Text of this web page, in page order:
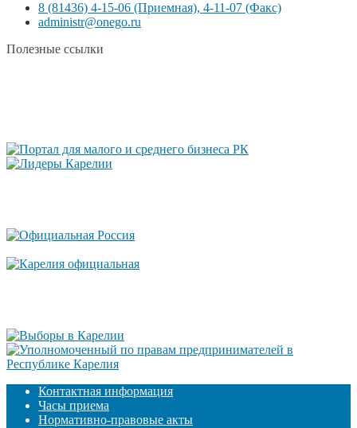
8 (81436) 4-15-06 (Приемная), 4-11-07 (Факс)
administr@onego.ru
Полезные ссылки
Контактная информация
Часы приема
Нормативно-правовые акты